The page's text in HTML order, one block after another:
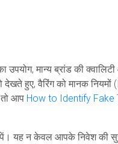
मान्य ब्रांड की
देखते हुए, वैरिंग को मानक
आप How to Identify Fake
यह न केवल आपके निवेश की